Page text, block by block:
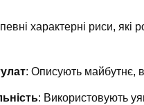
характерні риси, які
: Описують майбутнє,
: Використовують